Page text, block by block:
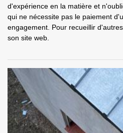
d'expérience en la matière et
qui ne nécessite pas le paiement
engagement. Pour recueillir
son site web.